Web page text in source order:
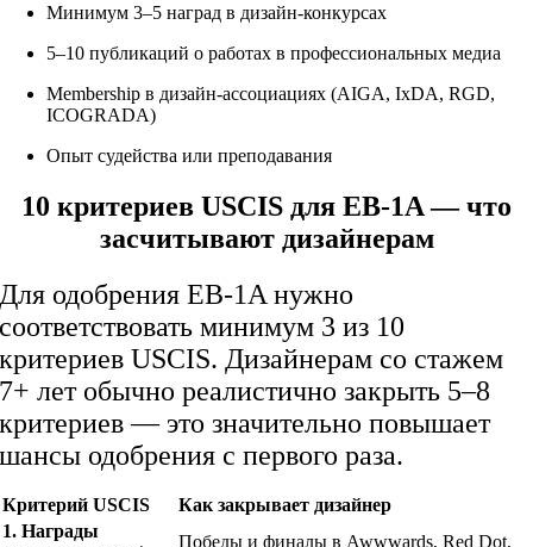
Минимум 3–5 наград в дизайн-конкурсах
5–10 публикаций о работах в профессиональных медиа
Membership в дизайн-ассоциациях (AIGA, IxDA, RGD,
ICOGRADA)
Опыт судейства или преподавания
10 критериев USCIS для EB-1A — что
засчитывают дизайнерам
Для одобрения EB-1A нужно
соответствовать минимум 3 из 10
критериев USCIS. Дизайнерам со стажем
7+ лет обычно реалистично закрыть 5–8
критериев — это значительно повышает
шансы одобрения с первого раза.
Критерий USCIS
Как закрывает дизайнер
1. Награды
Победы и финалы в Awwwards, Red Dot,